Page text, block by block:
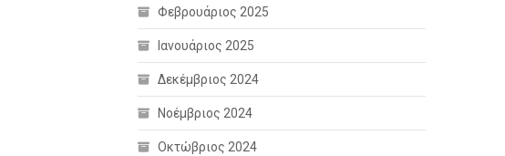
Φεβρουάριος 2025
Ιανουάριος 2025
Δεκέμβριος 2024
Νοέμβριος 2024
Οκτώβριος 2024